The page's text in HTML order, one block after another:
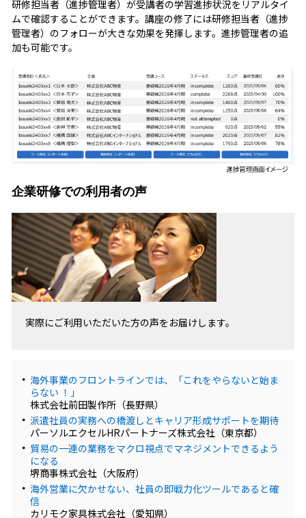
研修担当者（進捗管理者）が受講者の学習進捗状況をリアルタイ
ムで確認することができます。講座の修了には研修担当者（進捗
管理者）のフォローが大きな効果を発揮します。進捗管理者の追
加も可能です。
企業研修での利用者の声
実際にご利用いただいた方の声をお届けします。
海外事業のフロントラインでは、「これをやらないと始ま
らない ！」
株式会社前田製作所（長野県）
派遣社員の実務への橋渡しとキャリア形成サポートを期待
パーソルエクセルHRパートナーズ株式会社（東京都）
貿易の一連の業務をマクロ視点でマネジメントできるよう
になる
堺商事株式会社（大阪府）
海外営業に欠かせない、社員の即戦力化ツールであると確
信
カリモク家具株式会社（愛知県）